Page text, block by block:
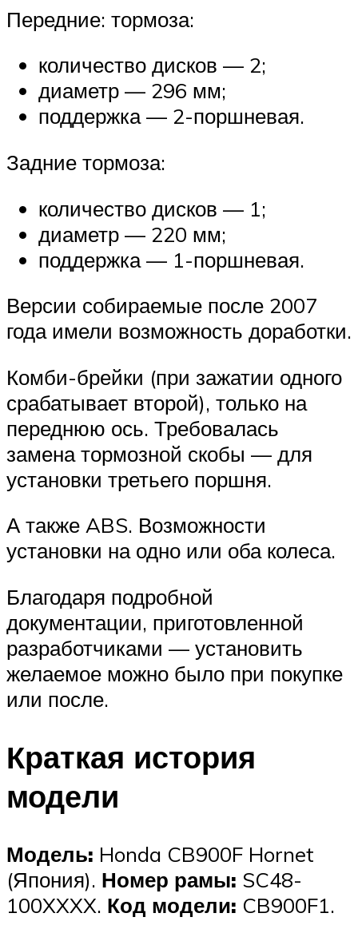
Передние: тормоза:
количество дисков — 2;
диаметр — 296 мм;
поддержка — 2-поршневая.
Задние тормоза:
количество дисков — 1;
диаметр — 220 мм;
поддержка — 1-поршневая.
Версии собираемые после 2007
года имели возможность доработки.
Комби-брейки (при зажатии одного
срабатывает второй), только на
переднюю ось. Требовалась
замена тормозной скобы — для
установки третьего поршня.
А также ABS. Возможности
установки на одно или оба колеса.
Благодаря подробной
документации, приготовленной
разработчиками — установить
желаемое можно было при покупке
или после.
Краткая история
модели
Модель: Honda CB900F Hornet
(Япония). Номер рамы: SC48-
100XXXX. Код модели: CB900F1.